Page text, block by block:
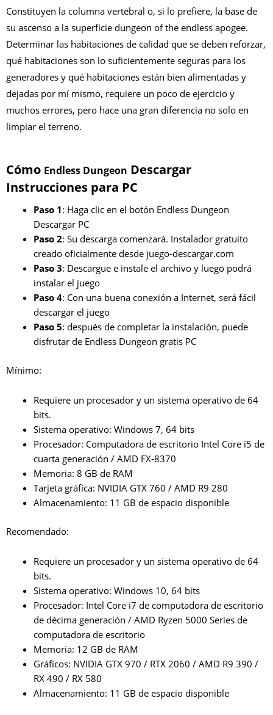
Constituyen la columna vertebral o, si lo prefiere, la base de
su ascenso a la superficie dungeon of the endless apogee.
Determinar las habitaciones de calidad que se deben reforzar,
qué habitaciones son lo suficientemente seguras para los
generadores y qué habitaciones están bien alimentadas y
dejadas por mí mismo, requiere un poco de ejercicio y
muchos errores, pero hace una gran diferencia no solo en
limpiar el terreno.
Cómo Endless Dungeon Descargar
Instrucciones para PC
Paso 1: Haga clic en el botón Endless Dungeon
Descargar PC
Paso 2: Su descarga comenzará. Instalador gratuito
creado oficialmente desde juego-descargar.com
Paso 3: Descargue e instale el archivo y luego podrá
instalar el juego
Paso 4: Con una buena conexión a Internet, será fácil
descargar el juego
Paso 5: después de completar la instalación, puede
disfrutar de Endless Dungeon gratis PC
Mínimo:
Requiere un procesador y un sistema operativo de 64
bits.
Sistema operativo: Windows 7, 64 bits
Procesador: Computadora de escritorio Intel Core i5 de
cuarta generación / AMD FX-8370
Memoria: 8 GB de RAM
Tarjeta gráfica: NVIDIA GTX 760 / AMD R9 280
Almacenamiento: 11 GB de espacio disponible
Recomendado:
Requiere un procesador y un sistema operativo de 64
bits.
Sistema operativo: Windows 10, 64 bits
Procesador: Intel Core i7 de computadora de escritorio
de décima generación / AMD Ryzen 5000 Series de
computadora de escritorio
Memoria: 12 GB de RAM
Gráficos: NVIDIA GTX 970 / RTX 2060 / AMD R9 390 /
RX 490 / RX 580
Almacenamiento: 11 GB de espacio disponible